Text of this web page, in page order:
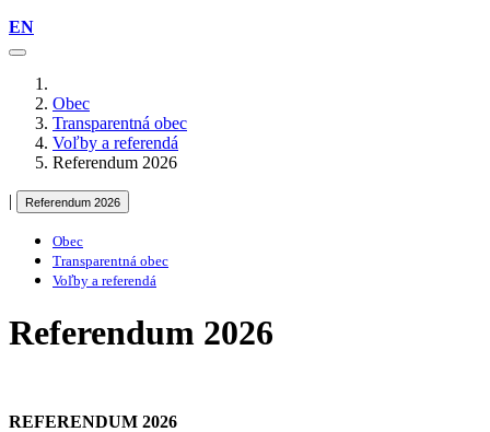
EN
Obec
Transparentná obec
Voľby a referendá
Referendum 2026
| Referendum 2026
Obec
Transparentná obec
Voľby a referendá
Referendum 2026
REFERENDUM 2026